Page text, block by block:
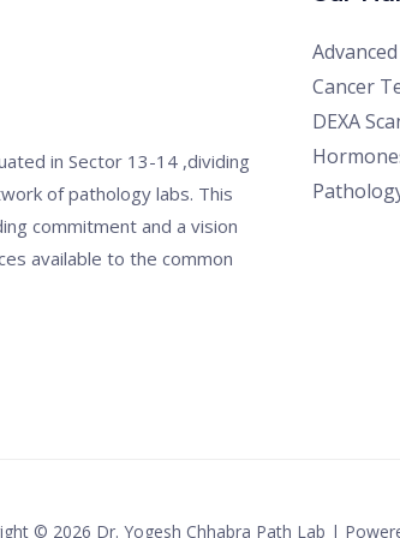
in Sector 13-14 ,dividing
of pathology labs. This
commitment and a vision
available to the common
Cancer
DEXA
© 2026 Dr. Yogesh Chhabra Path Lab |